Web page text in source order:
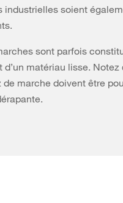
industrielles soient
sont parfois
d’un matériau lisse. Notez
marche doivent être